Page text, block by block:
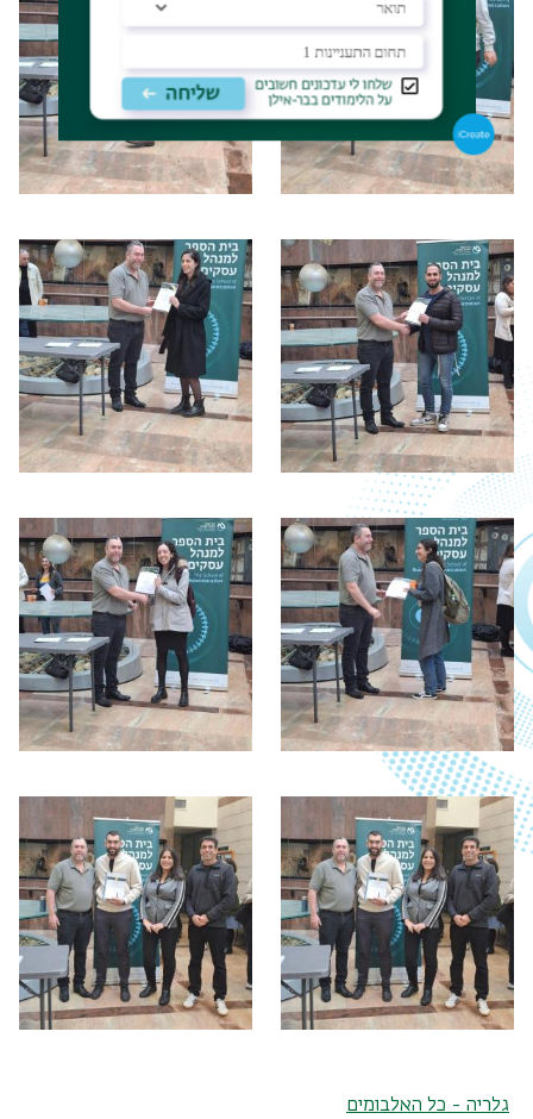
גלריה - כל האלבומים